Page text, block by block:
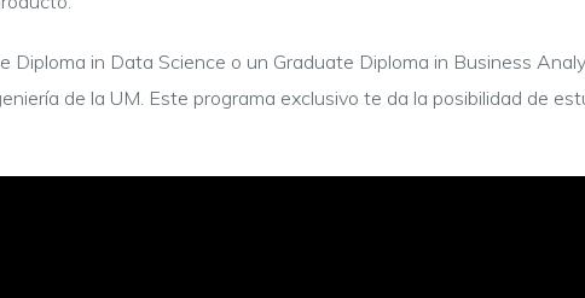
Diploma in Data Science o un Graduate Diploma in Business
de la UM. Este programa exclusivo te da la posibilidad de